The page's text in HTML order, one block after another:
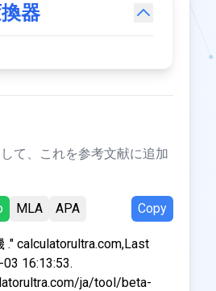
器
て、これを参考文献に追加
MLA APA Copy
." calculatorultra.com,Last
16:13:53.
ja/tool/beta-